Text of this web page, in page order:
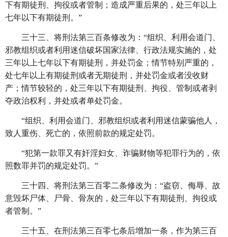
下有期徒刑、拘役或者管制；造成严重后果的，处三年以上
七年以下有期徒刑。”
三十三、将刑法第三百条修改为： “组织、利用会道门、
邪教组织或者利用迷信破坏国家法律、行政法规实施的，处
三年以上七年以下有期徒刑，并处罚金；情节特别严重的，
处七年以上有期徒刑或者无期徒刑，并处罚金或者没收财
产；情节较轻的，处三年以下有期徒刑、拘役、管制或者剥
夺政治权利，并处或者单处罚金。
“组织、利用会道门、邪教组织或者利用迷信蒙骗他人，
致人重伤、死亡的，依照前款的规定处罚。
“犯第一款罪又有奸淫妇女、诈骗财物等犯罪行为的，依
照数罪并罚的规定处罚。”
三十四、将刑法第三百零二条修改为： “盗窃、侮辱、故
意毁坏尸体、尸骨、骨灰的，处三年以下有期徒刑、拘役或
者管制。”
三十五、在刑法第三百零七条后增加一条，作为第三百